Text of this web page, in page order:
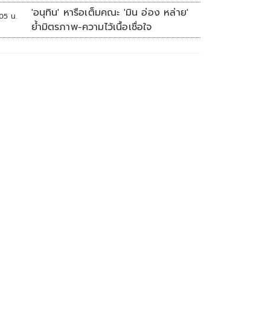
น.
'อนุทิน' หารือเต็มคณะ 'มิน อ่อง หล่าย'
ย้ำมิตรภาพ-ความไว้เนื้อเชื่อใจ